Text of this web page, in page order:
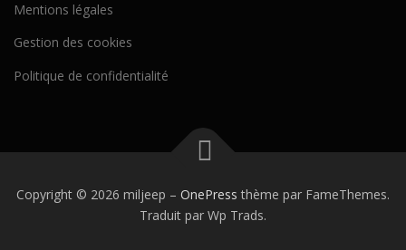
Mentions légales
Gestion des cookies
Politique de confidentialité
Copyright © 2026 miljeep – OnePress thème par FameThemes.
Traduit par Wp Trads.